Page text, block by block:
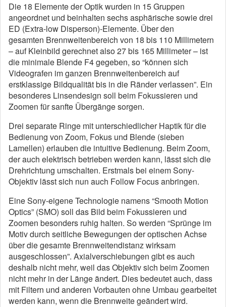
Die 18 Elemente der Optik wurden in 15 Gruppen
angeordnet und beinhalten sechs asphärische sowie drei
ED (Extra-low Disperson)-Elemente. Über den
gesamten Brennweitenbereich von 18 bis 110 Millimetern
– auf Kleinbild gerechnet also 27 bis 165 Millimeter – ist
die minimale Blende F4 gegeben, so “können sich
Videografen im ganzen Brennweitenbereich auf
erstklassige Bildqualität bis in die Ränder verlassen”. Ein
besonderes Linsendesign soll beim Fokussieren und
Zoomen für sanfte Übergänge sorgen.
Drei separate Ringe mit unterschiedlicher Haptik für die
Bedienung von Zoom, Fokus und Blende (sieben
Lamellen) erlauben die intuitive Bedienung. Beim Zoom,
der auch elektrisch betrieben werden kann, lässt sich die
Drehrichtung umschalten. Erstmals bei einem Sony-
Objektiv lässt sich nun auch Follow Focus anbringen.
Eine Sony-eigene Technologie namens “Smooth Motion
Optics” (SMO) soll das Bild beim Fokussieren und
Zoomen besonders ruhig halten. So werden “Sprünge im
Motiv durch seitliche Bewegungen der optischen Achse
über die gesamte Brennweitendistanz wirksam
ausgeschlossen”. Axialverschiebungen gibt es auch
deshalb nicht mehr, weil das Objektiv sich beim Zoomen
nicht mehr in der Länge ändert. Dies bedeutet auch, dass
mit Filtern und anderen Vorbauten ohne Umbau gearbeitet
werden kann, wenn die Brennweite geändert wird.